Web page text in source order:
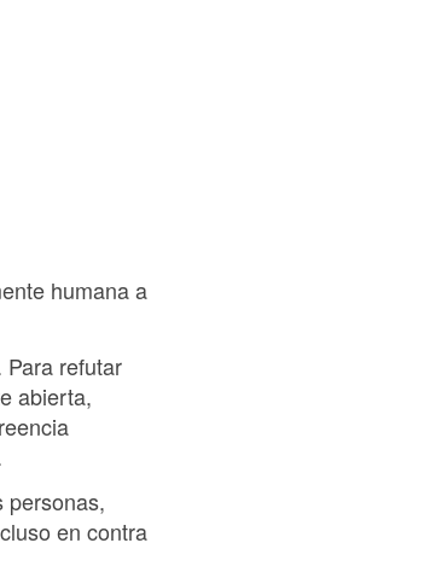
humana a
refutar
abierta,
personas,
en contra